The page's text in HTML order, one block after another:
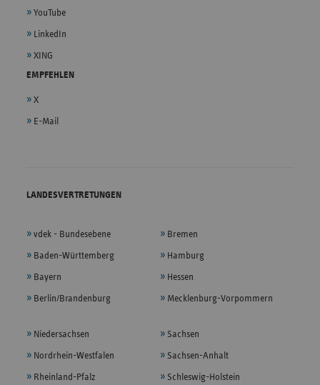
YouTube
LinkedIn
XING
EMPFEHLEN
X
E-Mail
LANDESVERTRETUNGEN
vdek - Bundesebene
Baden-Württemberg
Bayern
Berlin/Brandenburg
Bremen
Hamburg
Hessen
Mecklenburg-Vorpommern
Niedersachsen
Nordrhein-Westfalen
Rheinland-Pfalz
Sachsen
Sachsen-Anhalt
Schleswig-Holstein